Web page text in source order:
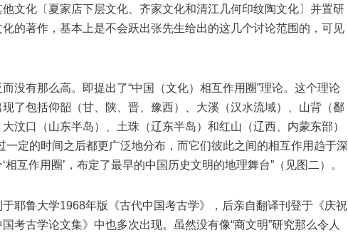
文化〔夏家店下层文化、齐家文化和清江几何印纹陶文化〕并置研
的著作，基本上是不会跃出张先生给出的这几个讨论范围的，可见
没有那么高。即提出了“中国（文化）相互作用圈”理论。这个理论
了包括仰韶（甘、陕、晋、豫西）、大溪（汉水流域）、山背（鄱
汶口（山东半岛）、土珠（辽东半岛）和红山（辽西、内蒙东部）
一定的时间之后都更广泛地分布，而它们彼此之间的相互作用趋于深
互作用圈’，布定了最早的中国历史文明的地理舞台”（见图二）。
耶鲁大学1968年版《古代中国考古学》，后亲自翻译刊登于《庆祝
考古学论文集》中也多次出现。虽然没有像“商文明”研究那么令人